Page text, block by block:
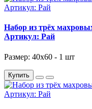
Набор из трёх
Артикул: Рай
Размер: 40х60 - 1
Купить